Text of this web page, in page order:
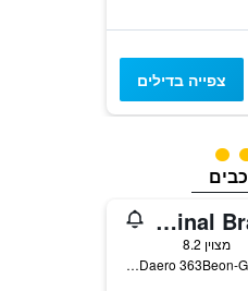
צפייה בדילים
3 דירוג מחלקת נוסעים
Hound Hotel Changwon Terminal Branch
מצוין 8.2
22-11, Changwon-Daero 363Beon-Gil, צ'נגוון, דרום קוריאה